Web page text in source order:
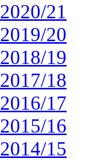
2020/21
2019/20
2018/19
2017/18
2016/17
2015/16
2014/15